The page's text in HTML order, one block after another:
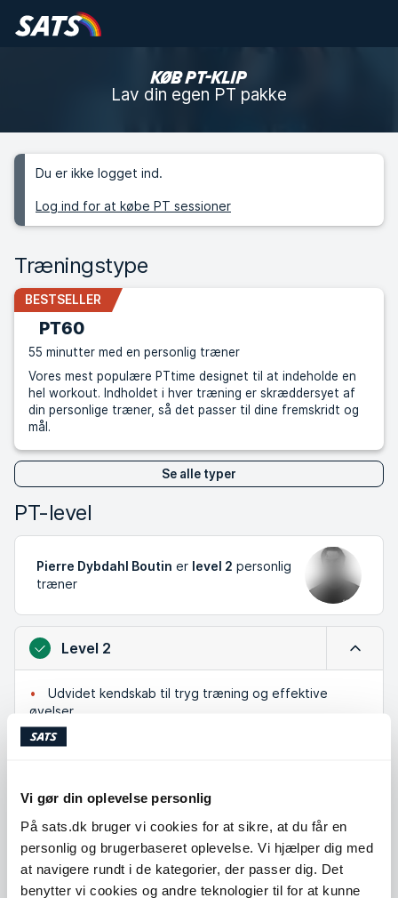
Vi gør din oplevelse personlig
På sats.dk bruger vi cookies for at sikre, at du får en
personlig og brugerbaseret oplevelse. Vi hjælper dig med
at navigere rundt i de kategorier, der passer dig. Det
benytter vi cookies og andre teknologier til for at kunne
KØB PT-KLIP
Lav din egen PT pakke
Du er ikke logget ind.
Log ind for at købe PT sessioner
Træningstype
PT60
BESTSELLER
55 minutter med en personlig træner
Vores mest populære PTtime designet til at indeholde en
hel workout. Indholdet i hver træning er skræddersyet af
din personlige træner, så det passer til dine fremskridt og
mål.
Se alle typer
PT-level
Pierre Dybdahl Boutin er level 2 personlig
træner
Level 2 Luk
Udvidet kendskab til tryg træning og effektive
øvelser
Har arbejdet med mange forskellige mennesker og
mål
Level 1
Level 3